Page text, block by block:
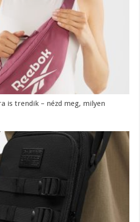
is trendik – nézd meg, milyen